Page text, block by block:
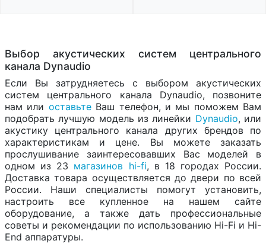
Выбор акустических систем центрального
канала Dynaudio
Если Вы затрудняетесь с выбором акустических
систем центрального канала Dynaudio, позвоните
нам или оставьтеВаш телефон, и мы поможем Вам
подобрать лучшую модель из линейки Dynaudio, или
акустику центрального канала других брендов по
характеристикам и цене. Вы можете заказать
прослушивание заинтересовавших Вас моделей в
одном из 23 магазинов hi-fi, в 18 городах России.
Доставка товара осуществляется до двери по всей
России. Наши специалисты помогут установить,
настроить все купленное на нашем сайте
оборудование, а также дать профессиональные
советы и рекомендации по использованию Hi-Fi и Hi-
End аппаратуры.